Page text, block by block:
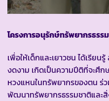
โครงการอนุรักษ์ทรัพยากรธร
เพื่อให้เด็กและเยาวชน ได้เรีย
งดงาม เกิดเป็นความปีติที่จะศึ
หวงแหนในทรัพยากรของตน ร่
พัฒนาทรัพยากรธรรมชาติและ